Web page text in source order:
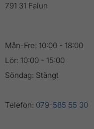
791 31 Falun
Mån-Fre: 10:00 - 18:00
Lör: 10:00 - 15:00
Söndag: Stängt
Telefon: 079-585 55 30